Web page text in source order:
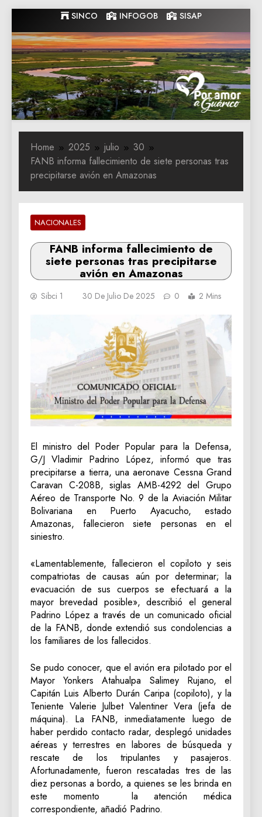
to
content
SINCO INFOGOB SISAP
Gobernacion
de Guarico
Gobernacion de Guarico
Home 2025 julio
30
FANB informa fallecimiento de siete personas tras
precipitarse avión en Amazonas
NACIONALES
FANB informa fallecimiento de
siete personas tras precipitarse
avión en Amazonas
Sibci 1 30 De Julio De 2025 0 2 Mins
El ministro del Poder Popular para la Defensa,
G/J Vladimir Padrino López, informó que tras
precipitarse a tierra, una aeronave Cessna Grand
Caravan C-208B, siglas AMB-4292 del Grupo
Aéreo de Transporte No. 9 de la Aviación Militar
Bolivariana en Puerto Ayacucho, estado
Amazonas, fallecieron siete personas en el
siniestro.
«Lamentablemente, fallecieron el copiloto y seis
compatriotas de causas aún por determinar; la
evacuación de sus cuerpos se efectuará a la
mayor brevedad posible», describió el general
Padrino López a través de un comunicado oficial
de la FANB, donde extendió sus condolencias a
los familiares de los fallecidos.
Se pudo conocer, que el avión era pilotado por el
Mayor Yonkers Atahualpa Salimey Rujano, el
Capitán Luis Alberto Durán Caripa (copiloto), y la
Teniente Valerie Julbet Valentiner Vera (jefa de
máquina). La FANB, inmediatamente luego de
haber perdido contacto radar, desplegó unidades
aéreas y terrestres en labores de búsqueda y
rescate de los tripulantes y pasajeros.
Afortunadamente, fueron rescatadas tres de las
diez personas a bordo, a quienes se les brinda en
este momento la atención médica
correspondiente, añadió Padrino.